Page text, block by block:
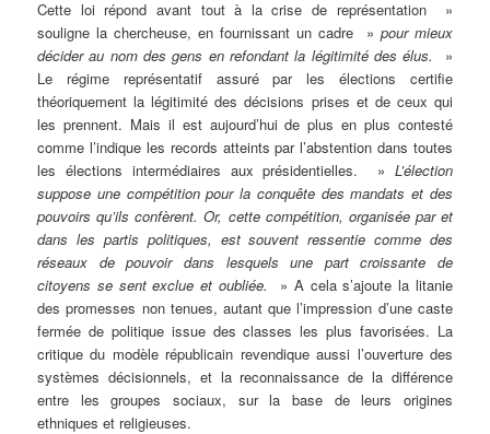
Cette loi répond avant tout à la crise de représentation »
souligne la chercheuse, en fournissant un cadre » pour mieux
décider au nom des gens en refondant la légitimité des élus.
»
Le régime représentatif assuré par les élections certifie
théoriquement la légitimité des décisions prises et de ceux qui
les prennent. Mais il est aujourd’hui de plus en plus contesté
comme l’indique les records atteints par l’abstention dans toutes
les élections intermédiaires aux présidentielles. » L’élection
suppose une compétition pour la conquête des mandats et des
pouvoirs qu’ils confèrent. Or, cette compétition, organisée par et
dans les partis politiques, est souvent ressentie comme des
réseaux de pouvoir dans lesquels une part croissante de
citoyens se sent exclue et oubliée. » A cela s’ajoute la litanie
des promesses non tenues, autant que l’impression d’une caste
fermée de politique issue des classes les plus favorisées. La
critique du modèle républicain revendique aussi l’ouverture des
systèmes décisionnels, et la reconnaissance de la différence
entre les groupes sociaux, sur la base de leurs origines
ethniques et religieuses.